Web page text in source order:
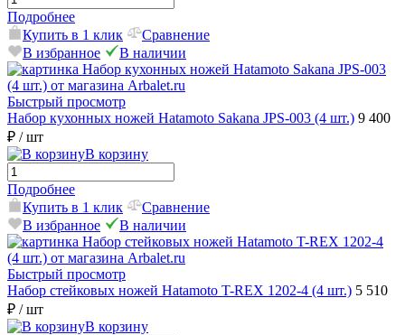
Подробнее
Купить в 1 клик
Сравнение
В избранное
В наличии
Быстрый просмотр
Набор кухонных ножей Hatamoto Sakana JPS-003 (4 шт.) 9 400
₽ / шт
В корзину
Подробнее
Купить в 1 клик
Сравнение
В избранное
В наличии
Быстрый просмотр
Набор стейковых ножей Hatamoto T-REX 1202-4 (4 шт.) 5 510
₽ / шт
В корзину